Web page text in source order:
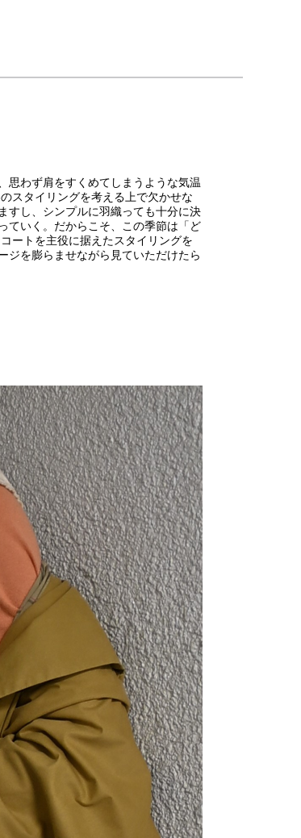
思わず肩をすくめてしまうような気温
スタイリングを考える上で欠かせな
すし、シンプルに羽織っても十分に決
ていく。だからこそ、この季節は「ど
ートを主役に据えたスタイリングを
ジを膨らませながら見ていただけたら